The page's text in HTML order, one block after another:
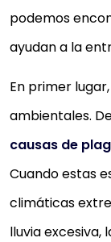
podemos
ayudan a la
En primer
ambientales.
causas de
Cuando estas
climáticas
lluvia excesiva,